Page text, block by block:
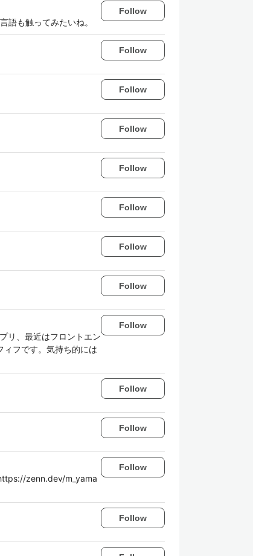
語も触ってみたいね。
Follow
Follow
Follow
Follow
Follow
Follow
Follow
Follow
リ、最近はフロントエン
ィフです。気持ち的には
Follow
Follow
Follow
zenn.dev/m_yama
Follow
Follow